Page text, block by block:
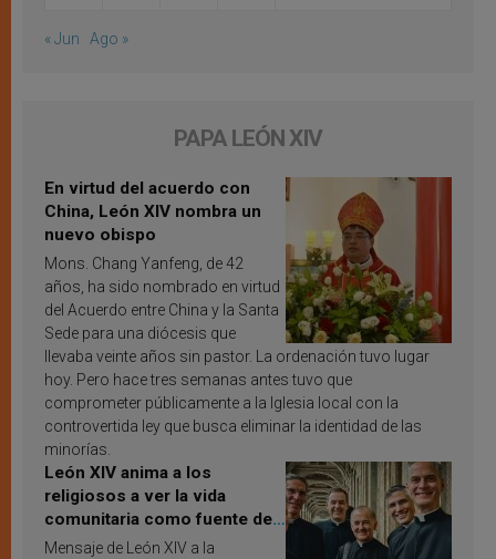
« Jun Ago »
PAPA LEÓN XIV
En virtud del acuerdo con
China, León XIV nombra un
nuevo obispo
Mons. Chang Yanfeng, de 42
años, ha sido nombrado en virtud
del Acuerdo entre China y la Santa
Sede para una diócesis que
llevaba veinte años sin pastor. La ordenación tuvo lugar
hoy. Pero hace tres semanas antes tuvo que
comprometer públicamente a la Iglesia local con la
controvertida ley que busca eliminar la identidad de las
minorías.
León XIV anima a los
religiosos a ver la vida
comunitaria como fuente de
inspiración y santificación
Mensaje de León XIV a la